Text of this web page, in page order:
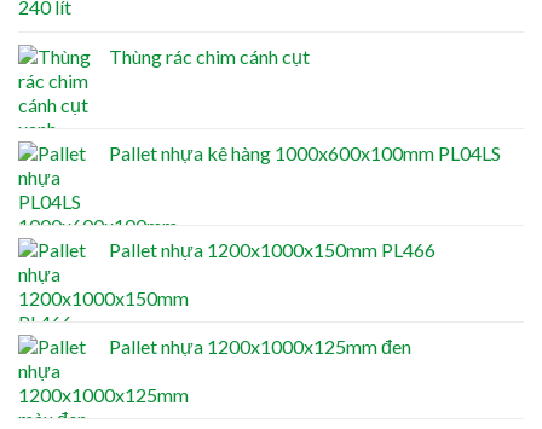
Thùng rác chim cánh cụt
Pallet nhựa kê hàng 1000x600x100mm PL04LS
Pallet nhựa 1200x1000x150mm PL466
Pallet nhựa 1200x1000x125mm đen